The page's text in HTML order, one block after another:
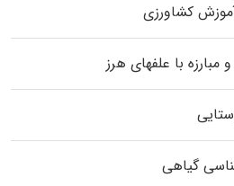
کشاورزی
با علفهای هرز
گیاهی